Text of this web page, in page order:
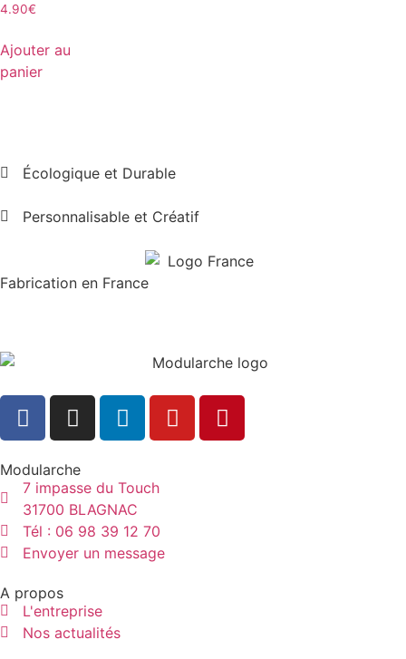
4.90€
Ajouter au
panier
Écologique et Durable
Personnalisable et Créatif
Fabrication en France
Modularche
7 impasse du Touch
31700 BLAGNAC
Tél : 06 98 39 12 70
Envoyer un message
A propos
L'entreprise
Nos actualités